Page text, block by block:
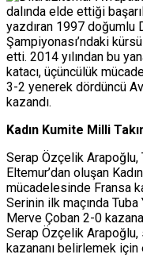
dalında elde ettiği
yazdıran 1997 doğumlu
Şampiyonası’ndaki
etti. 2014 yılından bu
katacı, üçüncülük
3-2 yenerek dördüncü
kazandı.
Kadın Kumite Milli
Serap Özçelik Arapoğlu,
Eltemur’dan oluşan
mücadelesinde Fransa
Serinin ilk maçında
Merve Çoban 2-0
Serap Özçelik
kazananı belirlemek için